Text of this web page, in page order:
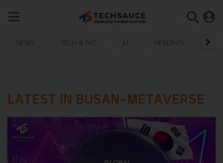
NEWS TECH & BIZ AI HEALTHTECH
LATEST IN BUSAN-METAVERSE